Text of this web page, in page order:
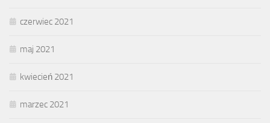
czerwiec 2021
maj 2021
kwiecień 2021
marzec 2021